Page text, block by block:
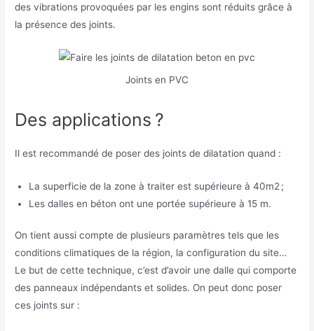
des vibrations provoquées par les engins sont réduits grâce à
la présence des joints.
Joints en PVC
Des applications ?
Il est recommandé de poser des joints de dilatation quand :
La superficie de la zone à traiter est supérieure à 40m2 ;
Les dalles en béton ont une portée supérieure à 15 m.
On tient aussi compte de plusieurs paramètres tels que les
conditions climatiques de la région, la configuration du site…
Le but de cette technique, c’est d’avoir une dalle qui comporte
des panneaux indépendants et solides. On peut donc poser
ces joints sur :